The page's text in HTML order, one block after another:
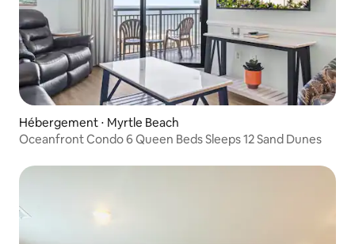
Hébergement ⋅ Myrtle Beach
Oceanfront Condo 6 Queen Beds Sleeps 12 Sand Dunes